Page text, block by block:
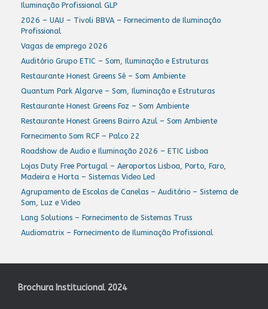
Iluminação Profissional GLP
2026 – UAU – Tivoli BBVA – Fornecimento de Iluminação
Profissional
Vagas de emprego 2026
Auditório Grupo ETIC – Som, Iluminação e Estruturas
Restaurante Honest Greens Sé – Som Ambiente
Quantum Park Algarve – Som, Iluminação e Estruturas
Restaurante Honest Greens Foz – Som Ambiente
Restaurante Honest Greens Bairro Azul – Som Ambiente
Fornecimento Som RCF – Palco 22
Roadshow de Audio e Iluminação 2026 – ETIC Lisboa
Lojas Duty Free Portugal – Aeroportos Lisboa, Porto, Faro,
Madeira e Horta – Sistemas Video Led
Agrupamento de Escolas de Canelas – Auditório – Sistema de
Som, Luz e Video
Lang Solutions – Fornecimento de Sistemas Truss
Audiomatrix – Fornecimento de Iluminação Profissional
Brochura Institucional 2024